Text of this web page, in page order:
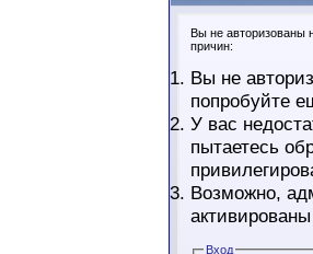
Вы не авторизованы
причин:
Вы не
попробуйте
У вас
пытаетесь
Возможно,
Вход